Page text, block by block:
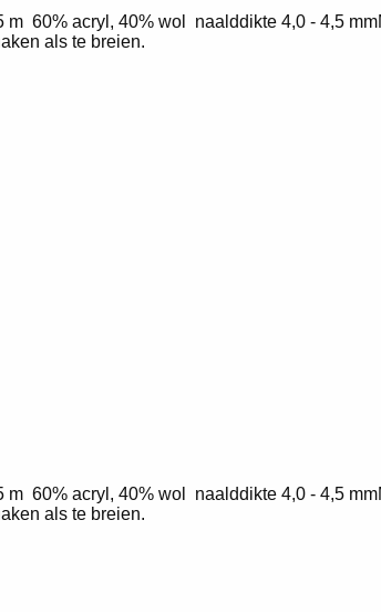
m 60% acryl, 40% wol naalddikte 4,0 - 4,5
als te breien.
m 60% acryl, 40% wol naalddikte 4,0 - 4,5
als te breien.